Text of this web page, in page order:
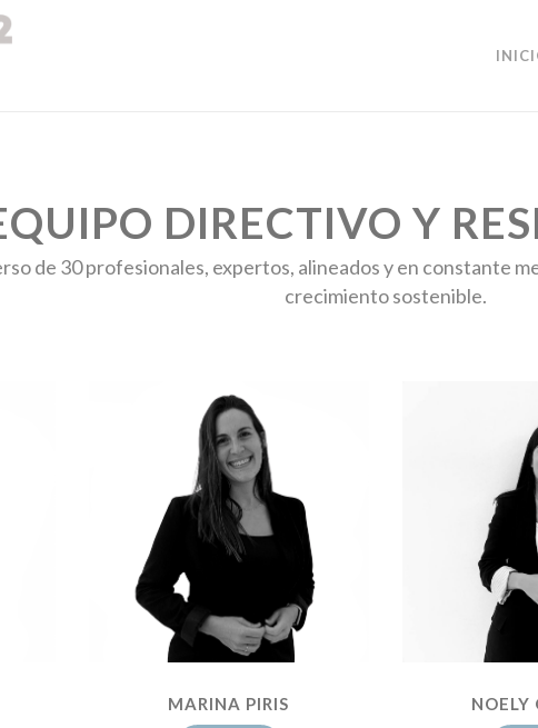
DIRECTIVO Y
de 30 profesionales, expertos, alineados y en constante
crecimiento sostenible.
MARINA PIRIS NOELY